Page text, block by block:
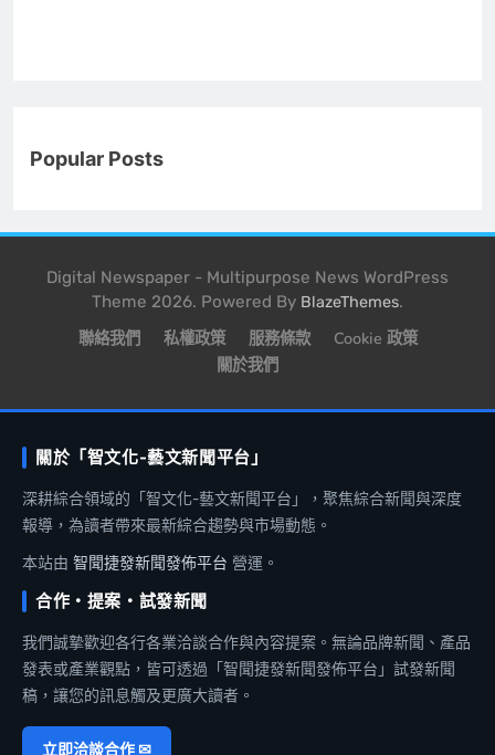
Popular Posts
Digital Newspaper - Multipurpose News WordPress
Theme 2026. Powered By BlazeThemes.
聯絡我們 私權政策 服務條款
Cookie 政策
關於我們
關於「智文化-藝文新聞平台」
深耕綜合領域的「智文化-藝文新聞平台」，聚焦綜合新聞與深度
報導，為讀者帶來最新綜合趨勢與市場動態。
本站由 智聞捷發新聞發佈平台 營運。
合作・提案・試發新聞
我們誠摯歡迎各行各業洽談合作與內容提案。無論品牌新聞、產品
發表或產業觀點，皆可透過「智聞捷發新聞發佈平台」試發新聞
稿，讓您的訊息觸及更廣大讀者。
立即洽談合作 ✉